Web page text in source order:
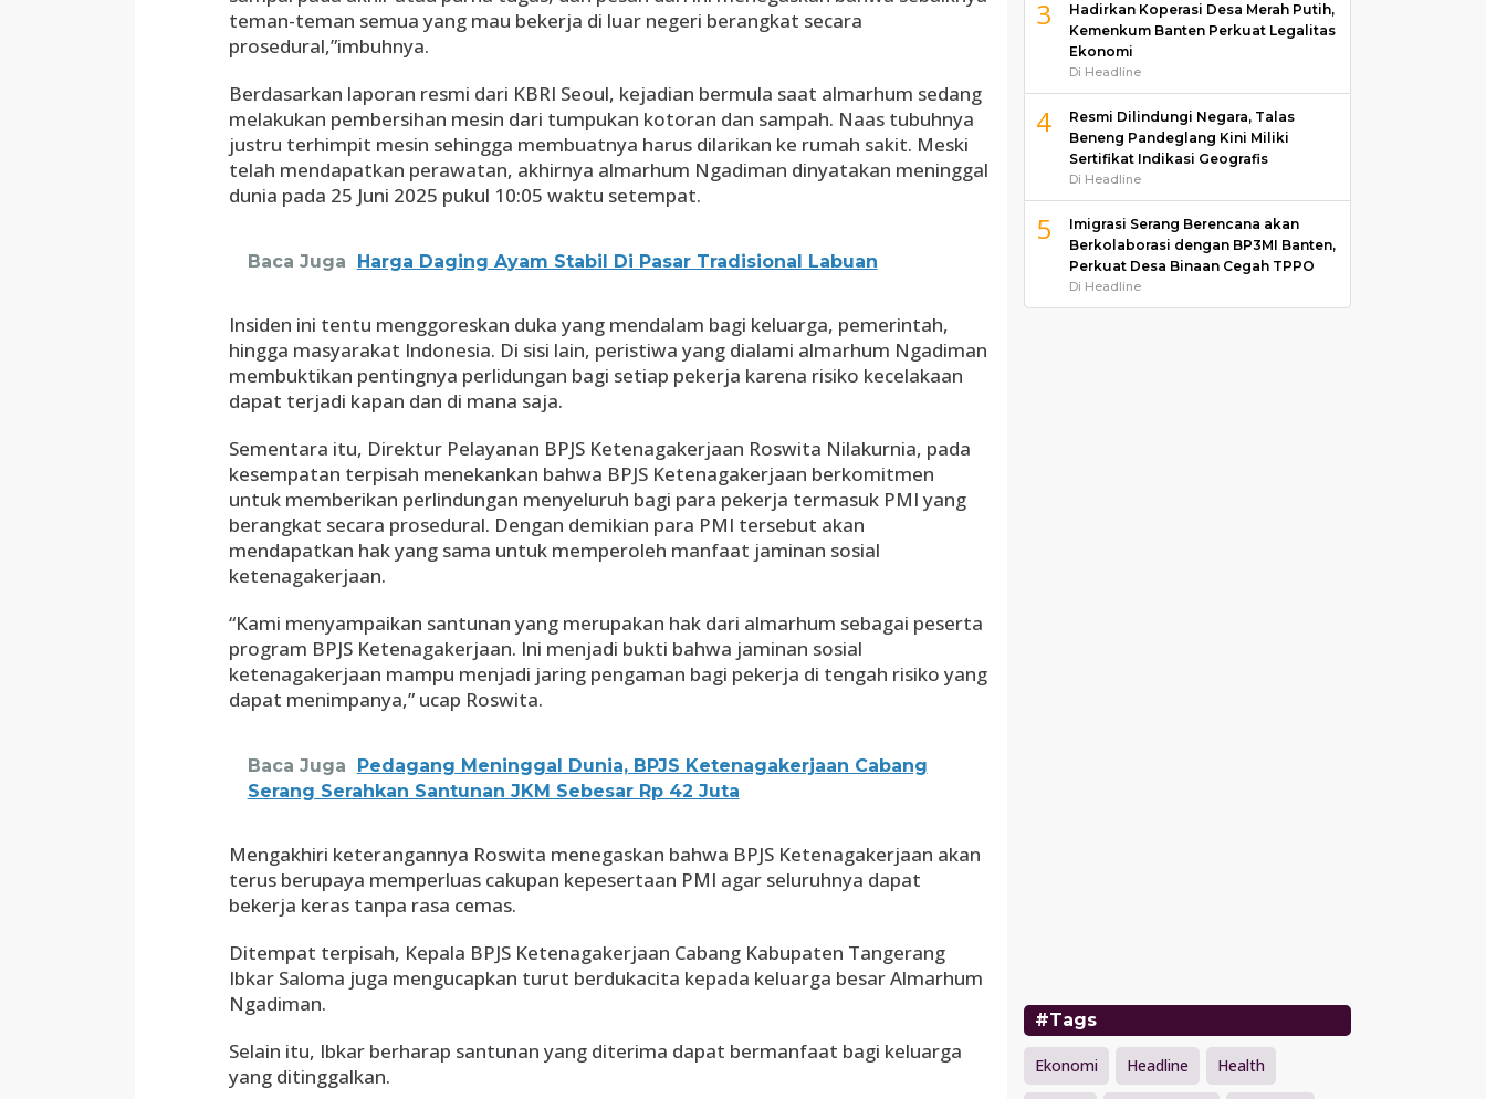
teman-teman semua yang mau bekerja di luar negeri berangkat secara
prosedural,”imbuhnya.
Berdasarkan laporan resmi dari KBRI Seoul, kejadian bermula saat almarhum sedang
melakukan pembersihan mesin dari tumpukan kotoran dan sampah. Naas tubuhnya
justru terhimpit mesin sehingga membuatnya harus dilarikan ke rumah sakit. Meski
telah mendapatkan perawatan, akhirnya almarhum Ngadiman dinyatakan meninggal
dunia pada 25 Juni 2025 pukul 10:05 waktu setempat.
Baca Juga Harga Daging Ayam Stabil Di Pasar Tradisional Labuan
Insiden ini tentu menggoreskan duka yang mendalam bagi keluarga, pemerintah,
hingga masyarakat Indonesia. Di sisi lain, peristiwa yang dialami almarhum Ngadiman
membuktikan pentingnya perlidungan bagi setiap pekerja karena risiko kecelakaan
dapat terjadi kapan dan di mana saja.
Sementara itu, Direktur Pelayanan BPJS Ketenagakerjaan Roswita Nilakurnia, pada
kesempatan terpisah menekankan bahwa BPJS Ketenagakerjaan berkomitmen
untuk memberikan perlindungan menyeluruh bagi para pekerja termasuk PMI yang
berangkat secara prosedural. Dengan demikian para PMI tersebut akan
mendapatkan hak yang sama untuk memperoleh manfaat jaminan sosial
ketenagakerjaan.
“Kami menyampaikan santunan yang merupakan hak dari almarhum sebagai peserta
program BPJS Ketenagakerjaan. Ini menjadi bukti bahwa jaminan sosial
ketenagakerjaan mampu menjadi jaring pengaman bagi pekerja di tengah risiko yang
dapat menimpanya,” ucap Roswita.
Baca Juga
Pedagang Meninggal Dunia, BPJS Ketenagakerjaan Cabang
Serang Serahkan Santunan JKM Sebesar Rp 42 Juta
Mengakhiri keterangannya Roswita menegaskan bahwa BPJS Ketenagakerjaan akan
terus berupaya memperluas cakupan kepesertaan PMI agar seluruhnya dapat
bekerja keras tanpa rasa cemas.
Ditempat terpisah, Kepala BPJS Ketenagakerjaan Cabang Kabupaten Tangerang
Ibkar Saloma juga mengucapkan turut berdukacita kepada keluarga besar Almarhum
Ngadiman.
Selain itu, Ibkar berharap santunan yang diterima dapat bermanfaat bagi keluarga
yang ditinggalkan.
3
Hadirkan Koperasi Desa Merah Putih,
Kemenkum Banten Perkuat Legalitas
Ekonomi
Di Headline
4
Resmi Dilindungi Negara, Talas
Beneng Pandeglang Kini Miliki
Sertifikat Indikasi Geografis
Di Headline
5
Imigrasi Serang Berencana akan
Berkolaborasi dengan BP3MI Banten,
Perkuat Desa Binaan Cegah TPPO
Di Headline
#Tags
Ekonomi Headline Health